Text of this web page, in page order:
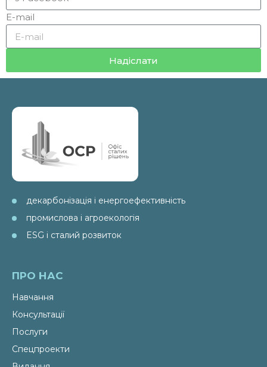
E-mail
Надіслати
декарбонізація і енергоефективність
промислова і агроекологія
ESG і сталий розвиток
ПРО НАС
Навчання
Консультації
Послуги
Спецпроекти